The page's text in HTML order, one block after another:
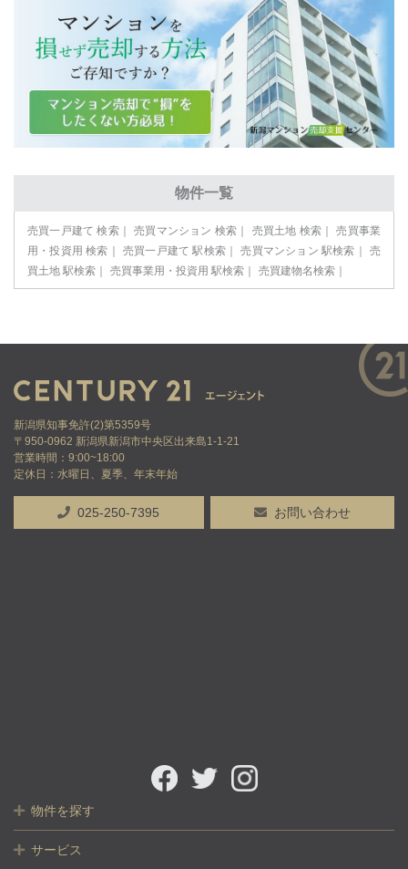
物件一覧
売買一戸建て 検索 売買マンション 検索 売買土地 検索
売買事業
用・投資用 検索
売買一戸建て 駅検索 売買マンション 駅検索
売
買土地 駅検索
売買事業用・投資用 駅検索 売買建物名検索
新潟県知事免許(2)第5359号
〒950-0962 新潟県新潟市中央区出来島1-1-21
営業時間：9:00~18:00
定休日：水曜日、夏季、年末年始
025-250-7395 お問い合わせ
物件を探す
サービス